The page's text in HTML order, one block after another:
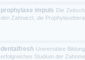
prophylaxe impuls Die
den Zahnarzt, die
dentalfresh Universitäre
erfolgreiches Studium der